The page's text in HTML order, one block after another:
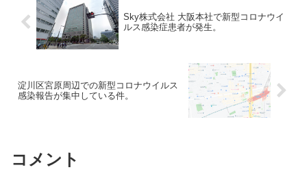
Sky株式会社 大阪本社で新型コロナウイ
ルス感染症患者が発生。
淀川区宮原周辺での新型コロナウイルス
感染報告が集中している件。
コメント